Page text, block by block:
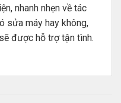
nhanh nhẹn về tác
sửa máy hay không,
được hỗ trợ tận tình.